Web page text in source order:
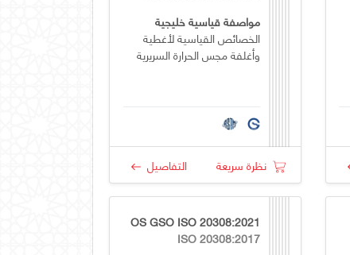
مواصفة قياسية خليجية
الخصائص القياسية لأغطية
وأغلفة مجس الحرارة السريرية
نظرة سريعة التفاصيل
OS GSO ISO 20308:2021
ISO 20308:2017